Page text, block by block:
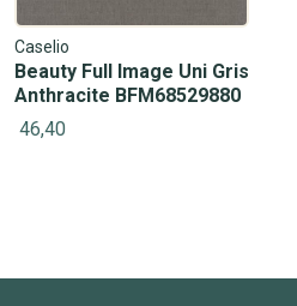
Caselio
Beauty Full Image Uni Gris
Anthracite BFM68529880
46,40